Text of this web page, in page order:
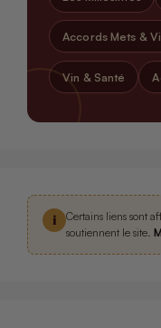
Accords Mets &
Vin & Santé
i
Certains liens sont
soutiennent le site.